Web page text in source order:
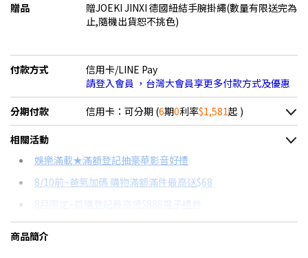
贈品
贈JOEKI JINXI 德國紐結手腕掛繩(數量有限送完為
止,隨機出貨恕不挑色)
付款方式
信用卡/LINE Pay
請登入會員 ，台灣大會員享更多付款方式及優惠
分期付款 信用卡：可分期 (6期0利率$1,581起 )
＊實際可分期數、適用利率，請以購物車顯示為主
信用卡分期
分期數
6期 0利率
每期金額 配合銀行/業者
相關活動
娛樂滿載★滿額登記抽豪華影音好禮
8/10前~爸氣加碼 購物滿額滿件最高送$68
8月限定~首購登記最高領$888電子禮券
台灣大哥大Open Possible聯名卡滿額最高回饋25%
商品簡介